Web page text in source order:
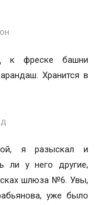
к фреске башни
Хранится в
я разыскал и
ли у него другие,
шлюза №6. Увы,
уже было